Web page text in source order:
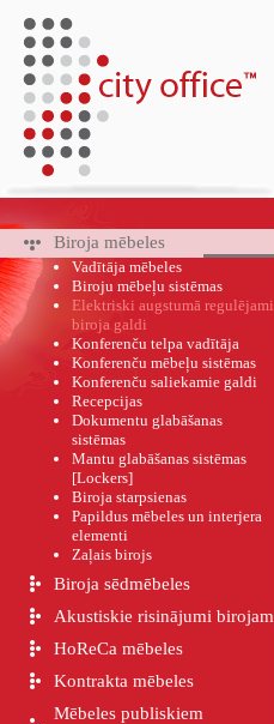
Biroja mēbeles
Vadītāja mēbeles
Biroju mēbeļu sistēmas
Elektriski augstumā regulējami
biroja galdi
Konferenču telpa vadītāja
Konferenču mēbeļu sistēmas
Konferenču saliekamie galdi
Recepcijas
Dokumentu glabāšanas
sistēmas
Mantu glabāšanas sistēmas
[Lockers]
Biroja starpsienas
Papildus mēbeles un interjera
elementi
Zaļais birojs
Biroja sēdmēbeles
Akustiskie risinājumi birojam
HoReCa mēbeles
Kontrakta mēbeles
Mēbeles publiskiem